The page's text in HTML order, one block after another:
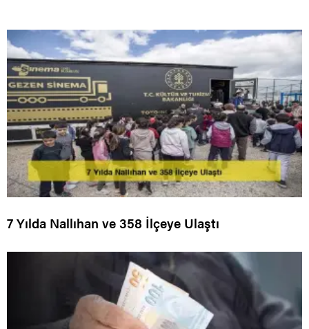
7 Yılda Nallıhan ve 358 İlçeye Ulaştı